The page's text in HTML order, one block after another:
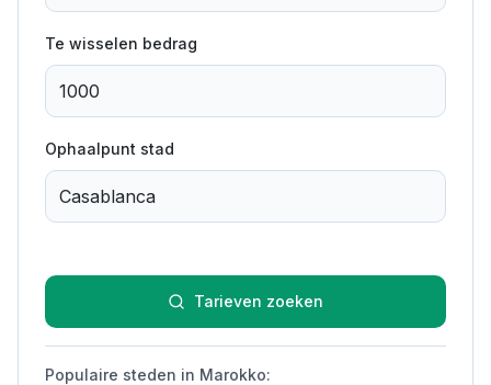
Te wisselen bedrag
Ophaalpunt stad
Tarieven zoeken
Populaire steden in Marokko: